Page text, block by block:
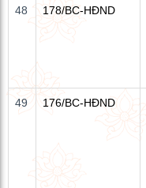
48 178/BC-HĐND
49 176/BC-HĐND